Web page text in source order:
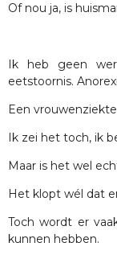
Of nou ja, is
Ik heb geen
eetstoornis.
Een
Ik zei het toch, ik
Maar is het wel
Het klopt wél dat
Toch wordt er
kunnen hebben.